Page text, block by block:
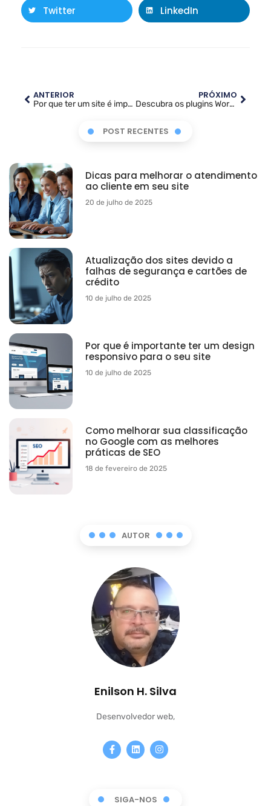
Twitter LinkedIn
ANTERIOR
Por que ter um site é importante para o seu negócio
PRÓXIMO
Descubra os plugins WordPress mais populares com a Tabela Periódica interativa de Pascal Birchler
POST RECENTES
Dicas para melhorar o atendimento
ao cliente em seu site
20 de julho de 2025
Atualização dos sites devido a
falhas de segurança e cartões de
crédito
10 de julho de 2025
Por que é importante ter um design
responsivo para o seu site
10 de julho de 2025
Como melhorar sua classificação
no Google com as melhores
práticas de SEO
18 de fevereiro de 2025
AUTOR
Enilson H. Silva
Desenvolvedor web,
SIGA-NOS